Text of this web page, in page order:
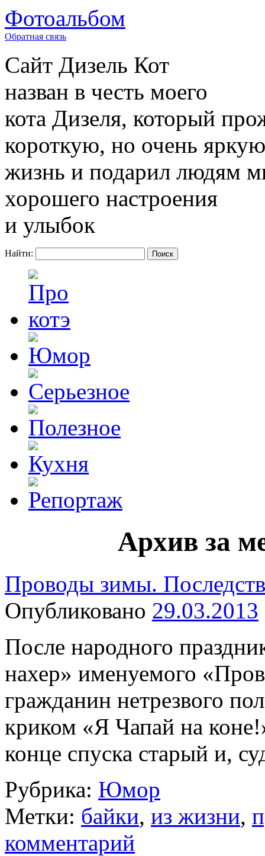
Фотоальбом
Обратная связь
Сайт Дизель Кот
назван в честь моего
кота Дизеля, который
короткую, но очень яркую
жизнь и подарил людям
хорошего настроения
и улыбок
Найти:
Архив за
Проводы зимы.
Опубликовано 29.03.2013
После народного
нахер» именуемого
гражданин нетрезвого
криком «Я Чапай на
конце спуска старый и,
Рубрика: Юмор
Метки: байки, из жизни,
комментарий